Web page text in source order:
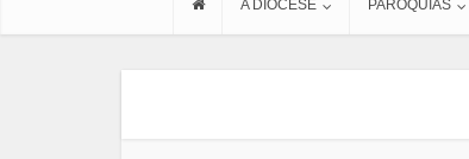
A DIOCESE PARÓQUIAS